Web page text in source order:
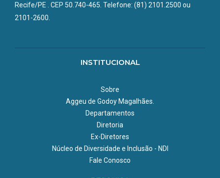
Rampa e Elevador.
Recife/PE . CEP 50.740-465. Telefone: (81) 2101.2500 ou
2101-2600.
INSTITUCIONAL
Sobre
Aggeu de Godoy Magalhães.
Departamentos
Diretoria
Ex-Diretores
Núcleo de Diversidade e Inclusão - NDI
Fale Conosco